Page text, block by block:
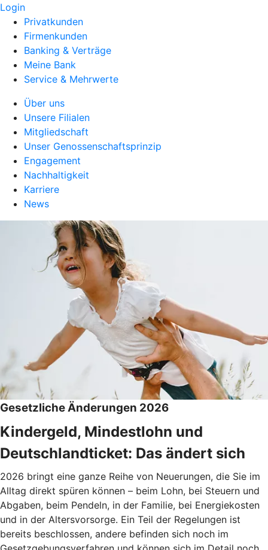
Login
Privatkunden
Firmenkunden
Banking & Verträge
Meine Bank
Service & Mehrwerte
Über uns
Unsere Filialen
Mitgliedschaft
Unser Genossenschaftsprinzip
Engagement
Nachhaltigkeit
Karriere
News
Gesetzliche Änderungen 2026
Kindergeld, Mindestlohn und
Deutschlandticket: Das ändert sich
2026 bringt eine ganze Reihe von Neuerungen, die Sie im
Alltag direkt spüren können – beim Lohn, bei Steuern und
Abgaben, beim Pendeln, in der Familie, bei Energiekosten
und in der Altersvorsorge. Ein Teil der Regelungen ist
bereits beschlossen, andere befinden sich noch im